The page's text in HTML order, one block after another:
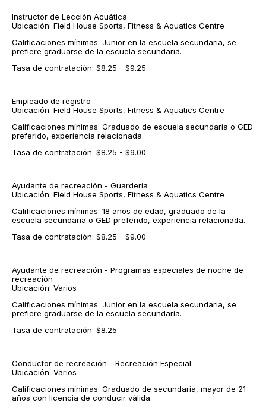
Instructor de Lección Acuática
Ubicación: Field House Sports, Fitness & Aquatics Centre
Calificaciones mínimas: Junior en la escuela secundaria, se
prefiere graduarse de la escuela secundaria.
Tasa de contratación: $8.25 - $9.25
Empleado de registro
Ubicación: Field House Sports, Fitness & Aquatics Centre
Calificaciones mínimas: Graduado de escuela secundaria o GED
preferido, experiencia relacionada.
Tasa de contratación: $8.25 - $9.00
Ayudante de recreación - Guardería
Ubicación: Field House Sports, Fitness & Aquatics Centre
Calificaciones mínimas: 18 años de edad, graduado de la
escuela secundaria o GED preferido, experiencia relacionada.
Tasa de contratación: $8.25 - $9.00
Ayudante de recreación - Programas especiales de noche de
recreación
Ubicación: Varios
Calificaciones mínimas: Junior en la escuela secundaria, se
prefiere graduarse de la escuela secundaria.
Tasa de contratación: $8.25
Conductor de recreación - Recreación Especial
Ubicación: Varios
Calificaciones mínimas: Graduado de secundaria, mayor de 21
años con licencia de conducir válida.